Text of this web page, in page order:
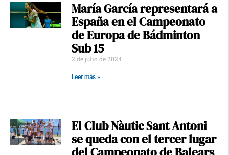
María García representará a
España en el Campeonato
de Europa de Bádminton
Sub 15
2 de julio de 2024
Leer más »
El Club Nàutic Sant Antoni
se queda con el tercer lugar